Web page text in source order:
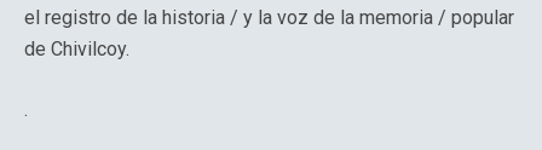
el registro de la historia / y la voz de la memoria / popular
de Chivilcoy.
.